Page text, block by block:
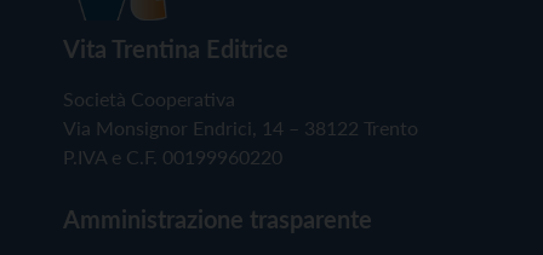
Vita Trentina Editrice
Società Cooperativa
Via Monsignor Endrici, 14 – 38122 Trento
P.IVA e C.F. 00199960220
Amministrazione trasparente